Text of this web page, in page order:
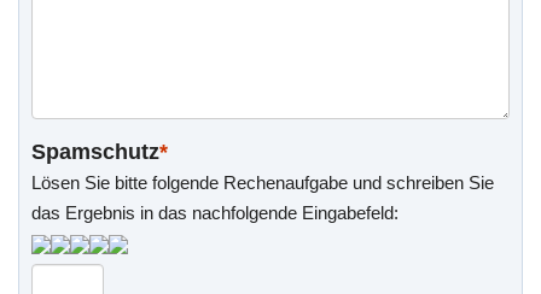
Spamschutz*
Lösen Sie bitte folgende Rechenaufgabe und schreiben Sie
das Ergebnis in das nachfolgende Eingabefeld: